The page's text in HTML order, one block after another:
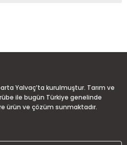
olmalı.
Yalvaç’ta kurulmuştur. Tarım ve
ile bugün Türkiye genelinde
ürün ve çözüm sunmaktadır.